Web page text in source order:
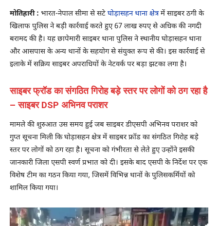
मोतिहारी : भारत-नेपाल सीमा से सटे घोड़ासहन थाना क्षेत्रमें साइबर ठगी के
खिलाफ पुलिस ने बड़ी कार्रवाई करते हुए 67 लाख रुपए से अधिक की नगदी
बरामद की है। यह छापेमारी साइबर थाना पुलिस ने स्थानीय घोड़ासहन थाना
और आसपास के अन्य थानों के सहयोग से संयुक्त रूप से की। इस कार्रवाई से
इलाके में सक्रिय साइबर अपराधियों के नेटवर्क पर बड़ा झटका लगा है।
साइबर फ्रॉड का संगठित गिरोह बड़े स्तर पर लोगों को ठग रहा है
– साइबर DSP अभिनव पराशर
मामले की शुरुआत उस समय हुई जब साइबर डीएसपी अभिनव पराशर को
गुप्त सूचना मिली कि घोड़ासहन क्षेत्र में साइबर फ्रॉड का संगठित गिरोह बड़े
स्तर पर लोगों को ठग रहा है। सूचना को गंभीरता से लेते हुए उन्होंने इसकी
जानकारी जिला एसपी स्वर्ण प्रभात को दी। इसके बाद एसपी के निर्देश पर एक
विशेष टीम का गठन किया गया, जिसमें विभिन्न थानों के पुलिसकर्मियों को
शामिल किया गया।